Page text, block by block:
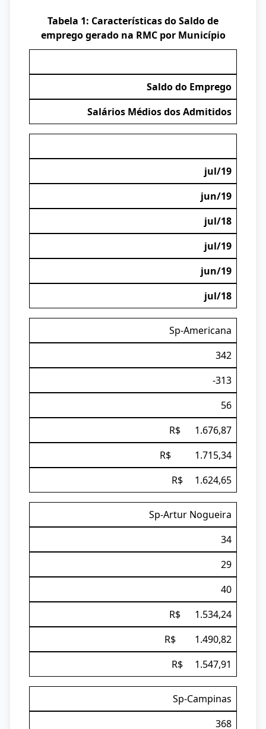
Tabela 1: Características do Saldo de
emprego gerado na RMC por Município
Saldo do Emprego
Salários Médios dos Admitidos
jul/19
jun/19
jul/18
jul/19
jun/19
jul/18
Sp-Americana
342
-313
56
R$ 1.676,87
R$ 1.715,34
R$ 1.624,65
Sp-Artur Nogueira
34
29
40
R$ 1.534,24
R$ 1.490,82
R$ 1.547,91
Sp-Campinas
368